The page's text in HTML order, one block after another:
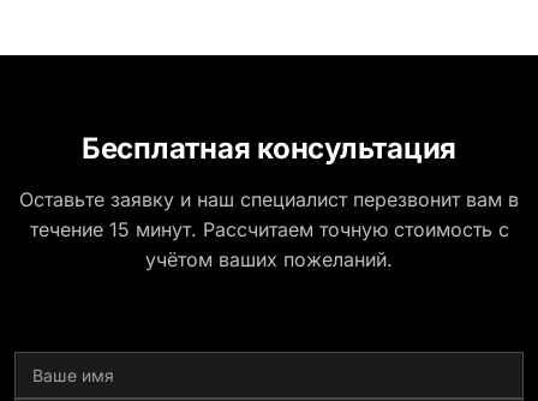
Бесплатная консультация
Оставьте заявку и наш специалист перезвонит вам в
течение 15 минут. Рассчитаем точную стоимость с
учётом ваших пожеланий.